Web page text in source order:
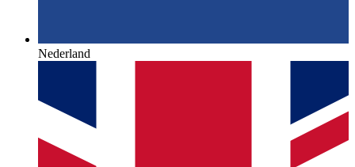
Nederland